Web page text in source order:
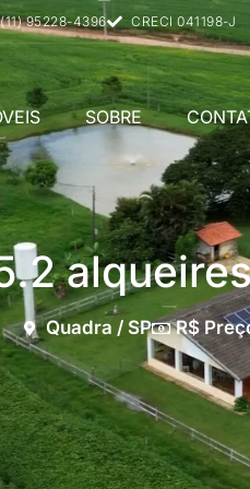
(11) 95228-4396 CRECI 041198-J
SOBRE
Quadra / SP R$